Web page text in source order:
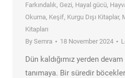
Farkındalık, Gezi, Hayal gücü,
Okuma, Keşif, Kurgu Dışı Kitaplar,
Kitapları
By Semra 18 November 2024
Dün kaldığımız yerden
tanımaya. Bir süredir